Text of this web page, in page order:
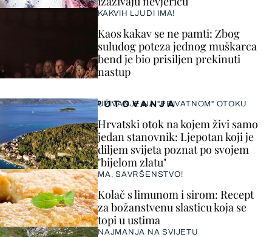
KAKVIH LJUDI IMA!
Kaos kakav se ne pamti: Zbog
suludog poteza jednog muškarca
bend je bio prisiljen prekinuti
nastup
PUTOVANJA
UŽIVANJE NA "PRIVATNOM" OTOKU
Hrvatski otok na kojem živi samo
jedan stanovnik: Ljepotan koji je
diljem svijeta poznat po svojem
"bijelom zlatu"
MA, SAVRŠENSTVO!
Kolač s limunom i sirom: Recept
za božanstvenu slasticu koja se
topi u ustima
NAJMANJA NA SVIJETU